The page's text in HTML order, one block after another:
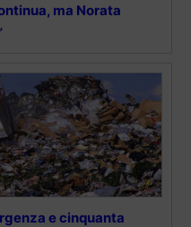
ma Norata
e cinquanta